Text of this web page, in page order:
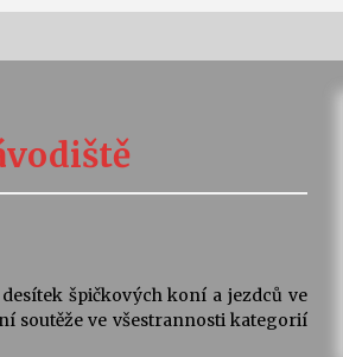
se kapkou
30. 7. 2026
špičkových koní a jezdců ve
soutěže ve všestrannosti kategorií